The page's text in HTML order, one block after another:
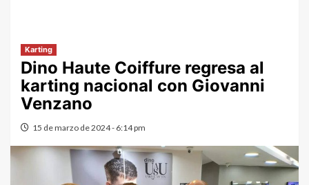
Karting
Dino Haute Coiffure regresa al
karting nacional con Giovanni
Venzano
15 de marzo de 2024 - 6:14 pm